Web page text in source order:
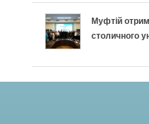
Муфтій
столичного